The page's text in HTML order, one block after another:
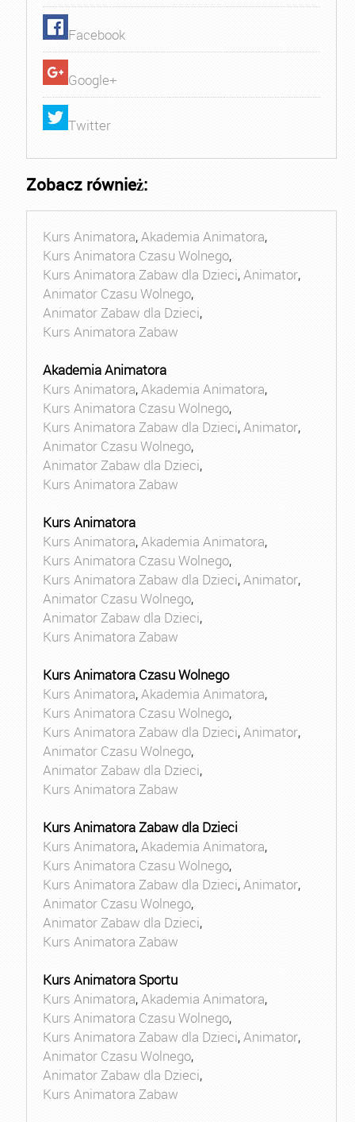
Facebook
Google+
Twitter
Zobacz również:
Kurs Animatora,Akademia Animatora,
Kurs Animatora Czasu Wolnego,
Kurs Animatora Zabaw dla Dzieci,Animator,
Animator Czasu Wolnego,
Animator Zabaw dla Dzieci,
Kurs Animatora Zabaw
Akademia Animatora
Kurs Animatora,Akademia Animatora,
Kurs Animatora Czasu Wolnego,
Kurs Animatora Zabaw dla Dzieci,Animator,
Animator Czasu Wolnego,
Animator Zabaw dla Dzieci,
Kurs Animatora Zabaw
Kurs Animatora
Kurs Animatora,Akademia Animatora,
Kurs Animatora Czasu Wolnego,
Kurs Animatora Zabaw dla Dzieci,Animator,
Animator Czasu Wolnego,
Animator Zabaw dla Dzieci,
Kurs Animatora Zabaw
Kurs Animatora Czasu Wolnego
Kurs Animatora,Akademia Animatora,
Kurs Animatora Czasu Wolnego,
Kurs Animatora Zabaw dla Dzieci,Animator,
Animator Czasu Wolnego,
Animator Zabaw dla Dzieci,
Kurs Animatora Zabaw
Kurs Animatora Zabaw dla Dzieci
Kurs Animatora,Akademia Animatora,
Kurs Animatora Czasu Wolnego,
Kurs Animatora Zabaw dla Dzieci,Animator,
Animator Czasu Wolnego,
Animator Zabaw dla Dzieci,
Kurs Animatora Zabaw
Kurs Animatora Sportu
Kurs Animatora,Akademia Animatora,
Kurs Animatora Czasu Wolnego,
Kurs Animatora Zabaw dla Dzieci,Animator,
Animator Czasu Wolnego,
Animator Zabaw dla Dzieci,
Kurs Animatora Zabaw